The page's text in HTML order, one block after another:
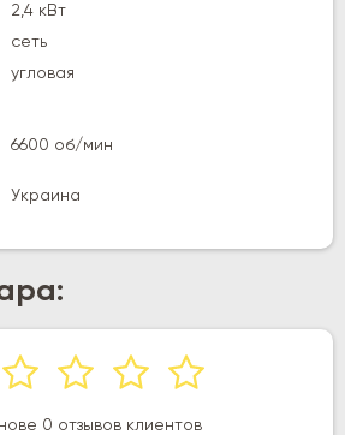
2,4 кВт
сеть
угловая
6600 об/мин
Украина
0 отзывов клиентов